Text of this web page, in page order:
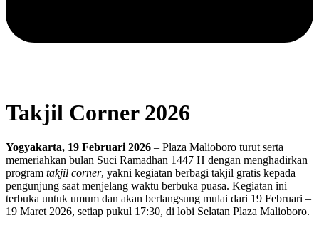
Takjil Corner 2026
Yogyakarta, 19 Februari 2026 – Plaza Malioboro turut serta
memeriahkan bulan Suci Ramadhan 1447 H dengan menghadirkan
program takjil corner, yakni kegiatan berbagi takjil gratis kepada
pengunjung saat menjelang waktu berbuka puasa. Kegiatan ini
terbuka untuk umum dan akan berlangsung mulai dari 19 Februari –
19 Maret 2026, setiap pukul 17:30, di lobi Selatan Plaza Malioboro.